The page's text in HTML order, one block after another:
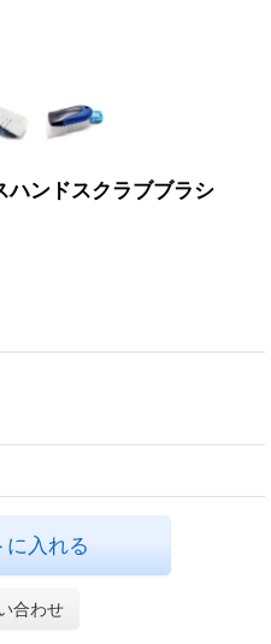
ンドスクラブブラシ
に入れる
合わせ